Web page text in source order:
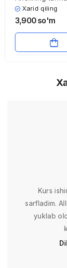
farovonligini
yo’llari mavzusi
va foydalanilgan
adabiyotlar
Xarid qiling
3,900 so'm
Kurs
sarfladim.
yuklab